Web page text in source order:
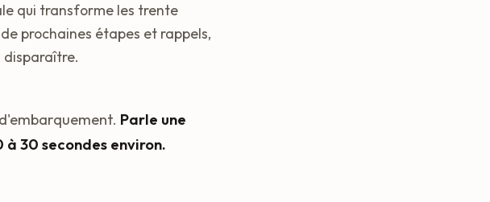
qui transforme les trente
prochaines étapes et rappels,
disparaître.
Parle une
30 secondes environ.